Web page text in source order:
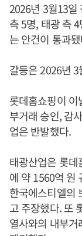
2026년 3월13일
측 5명, 태광 측
는 안건이 통과
갈등은 2026년
롯데홈쇼핑이 이
부거래 승인, 감
업은 반발했다.
태광산업은 롯
에 약 1560억 원
한국에스티엘의
고 주장했다. 또
열사와의 내부